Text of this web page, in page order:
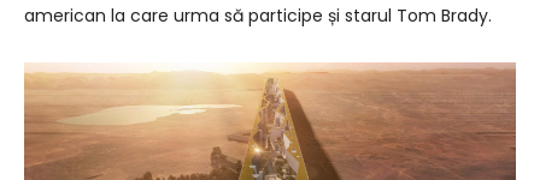
american la care urma să participe și starul Tom Brady.